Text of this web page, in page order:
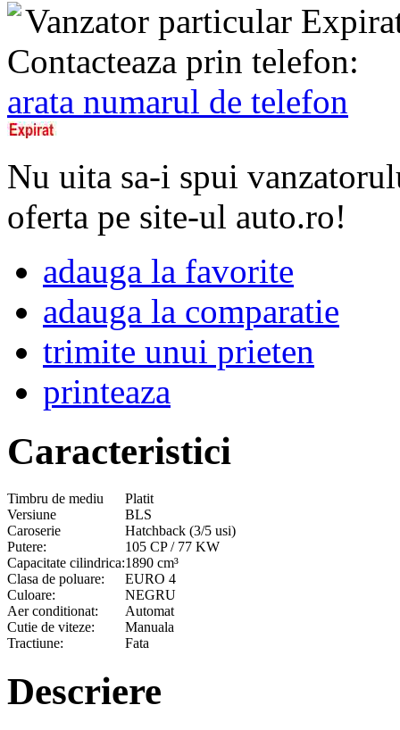
Vanzator particular
Contacteaza prin telefon:
arata numarul de telefon
Nu uita sa-i spui
oferta pe site-ul auto.ro!
adauga la favorite
adauga la comparatie
trimite unui prieten
printeaza
Caracteristici
Timbru de mediu
Platit
Versiune
BLS
Caroserie
Hatchback (3/5 usi)
Putere:
105 CP / 77 KW
Capacitate cilindrica:1890 cm³
Clasa de poluare:
EURO 4
Culoare:
NEGRU
Aer conditionat:
Automat
Cutie de viteze:
Manuala
Tractiune:
Fata
Descriere